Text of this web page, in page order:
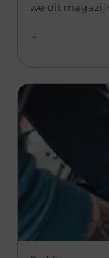
we dit